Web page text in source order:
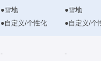
●雪地
●自定义/个性化
●雪地
●自定义/个
- -